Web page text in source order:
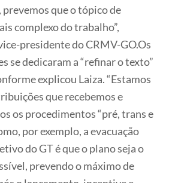
que o tópico de
complexo do trabalho”,
presidente do CRMV-GO.Os
se dedicaram a “refinar o texto”
explicou Laiza. “Estamos
que recebemos e
os procedimentos “pré, trans e
por exemplo, a evacuação
do GT é que o plano seja o
prevendo o máximo de